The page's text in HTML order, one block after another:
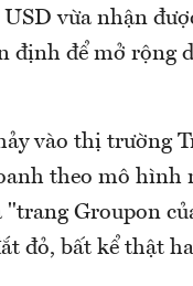
vừa nhận
định để mở rộng
vào thị trường
theo mô hình
Groupon
đỏ, bất kể thật